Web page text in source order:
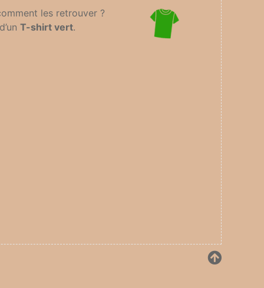
les retrouver ?
T-shirt vert.